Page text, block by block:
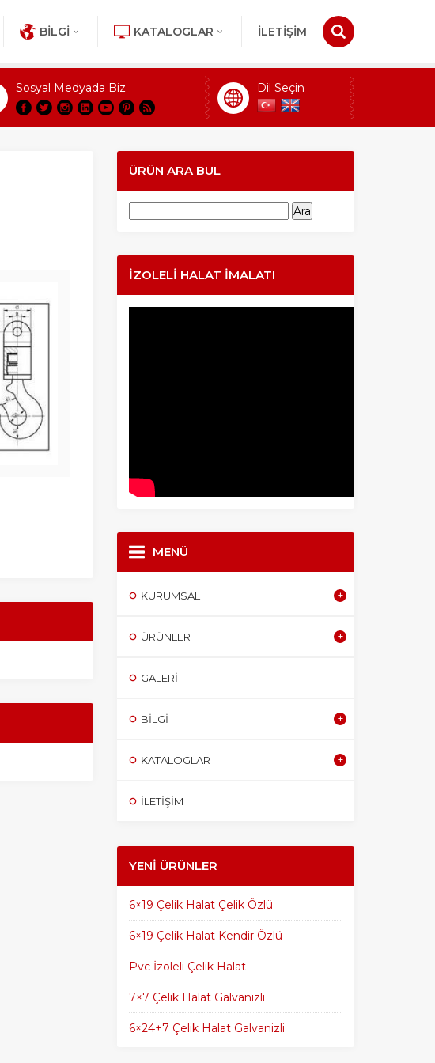
BILGI KATALOGLAR İLETİŞİM
Sosyal Medyada Biz Dil Seçin
ÜRÜN ARA BUL
İZOLELI HALAT İMALATI
MENÜ
KURUMSAL
ÜRÜNLER
GALERI
BILGI
KATALOGLAR
İLETİŞİM
YENI ÜRÜNLER
6×19 Çelik Halat Çelik Özlü
6×19 Çelik Halat Kendir Özlü
Pvc İzoleli Çelik Halat
7×7 Çelik Halat Galvanizli
6×24+7 Çelik Halat Galvanizli